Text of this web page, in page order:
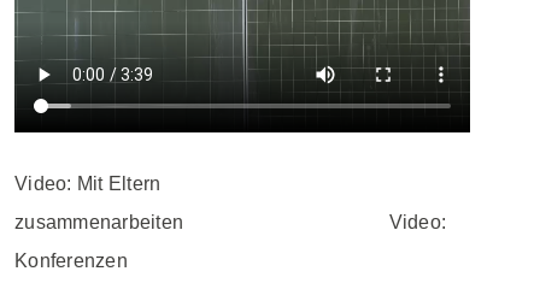
Video: Mit Eltern
zusammenarbeiten Video:
Konferenzen